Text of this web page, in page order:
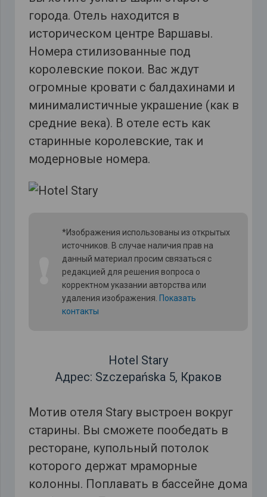
города. Отель находится в
историческом центре Варшавы.
Номера стилизованные под
королевские покои. Вас ждут
огромные кровати с балдахинами и
минималистичные украшение (как в
средние века). В отеле есть как
старинные королевские, так и
модерновые номера.
*Изображения использованы из открытых
источников. В случае наличия прав на
данный материал просим связаться с
редакцией для решения вопроса о
корректном указании авторства или
удаления изображения. Показать
контакты
Hotel Stary
Адрес: Szczepańska 5, Краков
Мотив отеля Stary выстроен вокруг
старины. Вы сможете пообедать в
ресторане, купольный потолок
которого держат мраморные
колонны. Поплавать в бассейне дома